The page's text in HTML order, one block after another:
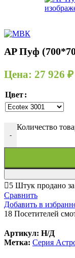
AP Пуф
Цена: 27 926 ₽
Цвет
-
Количество
5 Штук продано
Сравнить
Добавить в
18 Посетителей
Артикул: Н/Д
Метка: Серия